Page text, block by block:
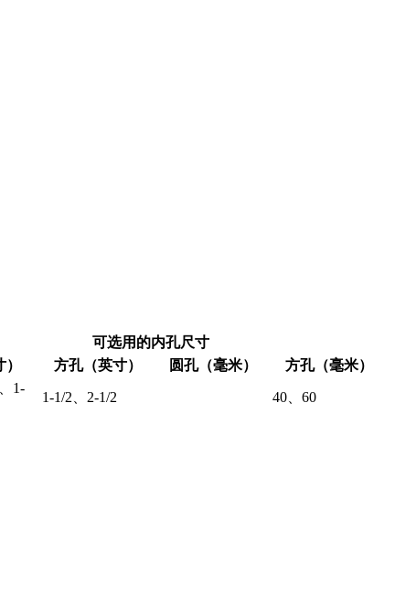
可选用的内孔尺寸
方孔（英寸） 圆孔（毫米） 方孔（毫米）
1-
1-1/2、2-1/2 40、60